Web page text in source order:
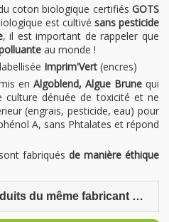
coton biologique certifiésGOTS
est cultivé sans pesticide
, il est important de rappeler que
au monde !
Imprim'Vert (encres)
en Algoblend, Algue Brunequi
culture dénuée de toxicité et ne
(engrais, pesticide, eau) pour
A, sans Phtalates et répond
fabriqués de manière éthique
Découvrez d'autres produits du même fabricant Coq en Pâte